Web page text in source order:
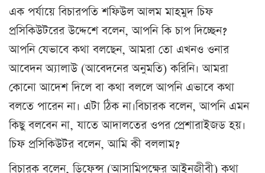
এক পর্যায়ে বিচারপতি শফিউল আলম মাহমুদ চিফ
প্রসিকিউটরের উদ্দেশে বলেন, আপনি কি চাপ দিচ্ছেন?
আপনি যেভাবে কথা বলছেন, আমরা তো এখনও ওনার
আবেদন অ্যালাউ (আবেদনের অনুমতি) করিনি। আমরা
কোনো আদেশ দিলে বা কথা বললে আপনি এভাবে কথা
বলতে পারেন না। এটা ঠিক না।বিচারক বলেন, আপনি এমন
কিছু বলবেন না, যাতে আদালতের ওপর প্রেশারাইজড হয়।
চিফ প্রসিকিউটর বলেন, আমি কী বললাম?
বিচারক বলেন, ডিফেন্স (আসামিপক্ষের আইনজীবী) কথা